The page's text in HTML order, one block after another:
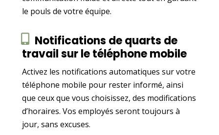
le pouls de votre équipe.
Notifications de quarts de
travail sur le téléphone mobile
Activez les notifications automatiques sur votre
téléphone mobile pour rester informé, ainsi
que ceux que vous choisissez, des modifications
d’horaires. Vos employés seront toujours à
jour, sans excuses.